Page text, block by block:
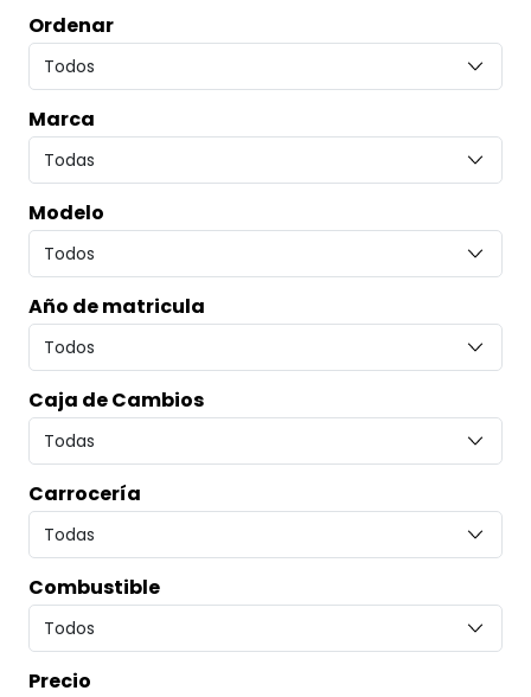
Ordenar
Marca
Modelo
Año de matricula
Caja de Cambios
Carrocería
Combustible
Precio